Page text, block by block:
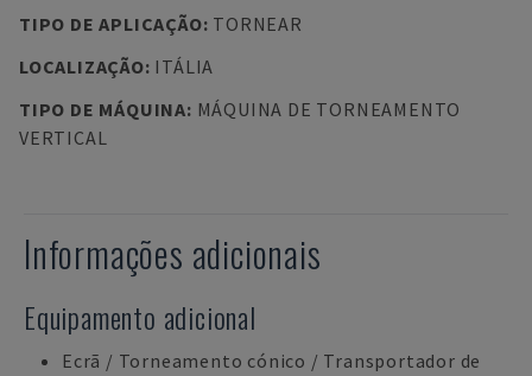
TIPO DE APLICAÇÃO: TORNEAR
LOCALIZAÇÃO: ITÁLIA
TIPO DE MÁQUINA: MÁQUINA DE TORNEAMENTO
VERTICAL
Informações adicionais
Equipamento adicional
Ecrã / Torneamento cónico / Transportador de